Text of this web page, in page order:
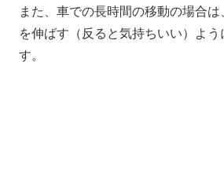
また、車での長時間の移動の場合
を伸ばす（反ると気持ちいい）よう
す。